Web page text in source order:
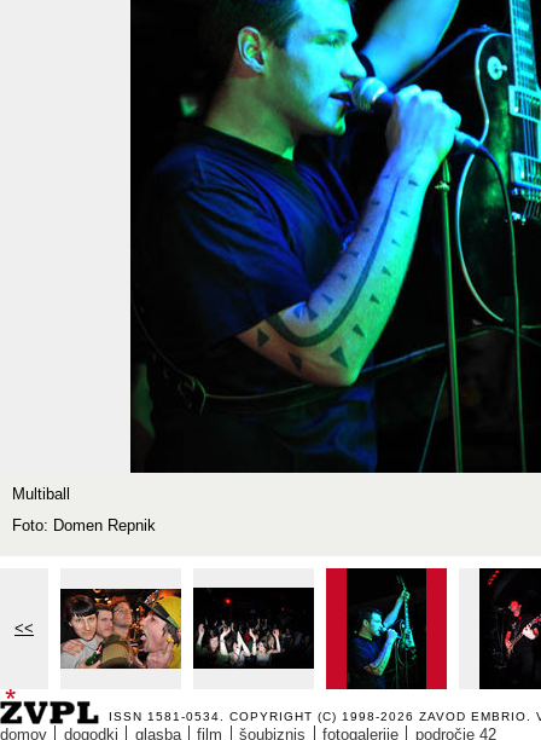
Multiball
Foto: Domen Repnik
<<
ISSN 1581-0534. COPYRIGHT (C) 1998-2026 ZAVOD EMBRIO .
domov dogodki glasba film šoubiznis fotogalerije
področje 42